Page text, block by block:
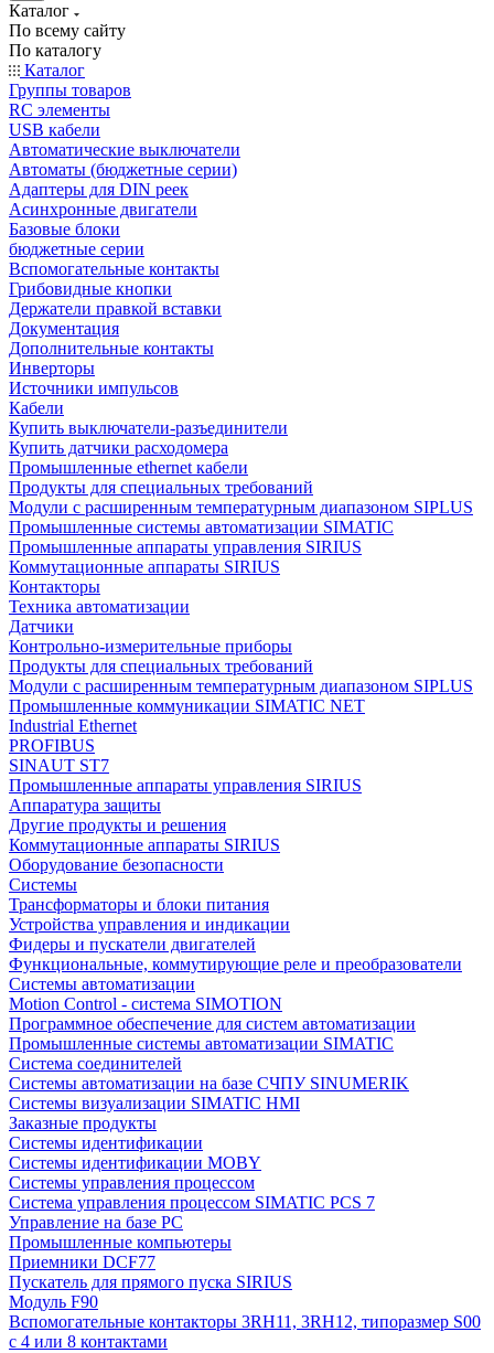
Каталог
По всему сайту
По каталогу
Каталог
Группы товаров
RC элементы
USB кабели
Автоматические выключатели
Автоматы (бюджетные серии)
Адаптеры для DIN реек
Асинхронные двигатели
Базовые блоки
бюджетные серии
Вспомогательные контакты
Грибовидные кнопки
Держатели правкой вставки
Документация
Дополнительные контакты
Инверторы
Источники импульсов
Кабели
Купить выключатели-разъединители
Купить датчики расходомера
Промышленные ethernet кабели
Продукты для специальных требований
Модули с расширенным температурным диапазоном SIPLUS
Промышленные системы автоматизации SIMATIC
Промышленные аппараты управления SIRIUS
Коммутационные аппараты SIRIUS
Контакторы
Техника автоматизации
Датчики
Контрольно-измерительные приборы
Продукты для специальных требований
Модули с расширенным температурным диапазоном SIPLUS
Промышленные коммуникации SIMATIC NET
Industrial Ethernet
PROFIBUS
SINAUT ST7
Промышленные аппараты управления SIRIUS
Аппаратура защиты
Другие продукты и решения
Коммутационные аппараты SIRIUS
Оборудование безопасности
Системы
Трансформаторы и блоки питания
Устройства управления и индикации
Фидеры и пускатели двигателей
Функциональные, коммутирующие реле и преобразователи
Системы автоматизации
Motion Control - система SIMOTION
Программное обеспечение для систем автоматизации
Промышленные системы автоматизации SIMATIC
Система соединителей
Системы автоматизации на базе СЧПУ SINUMERIK
Системы визуализации SIMATIC HMI
Заказные продукты
Системы идентификации
Системы идентификации MOBY
Системы управления процессом
Система управления процессом SIMATIC PCS 7
Управление на базе РС
Промышленные компьютеры
Приемники DCF77
Пускатель для прямого пуска SIRIUS
Модуль F90
Вспомогательные контакторы 3RH11, 3RH12, типоразмер S00
с 4 или 8 контактами